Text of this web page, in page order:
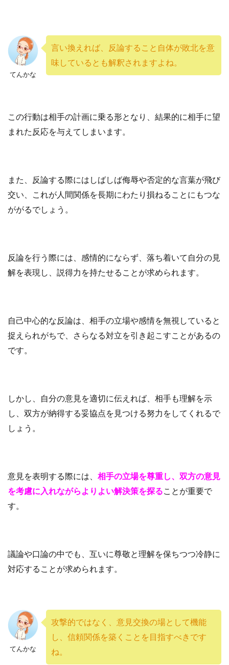
てんかな
言い換えれば、反論すること自体が敗北を意
味しているとも解釈されますよね。
この行動は相手の計画に乗る形となり、結果的に相手に望
まれた反応を与えてしまいます。
また、反論する際にはしばしば侮辱や否定的な言葉が飛び
交い、これが人間関係を長期にわたり損ねることにもつな
ががるでしょう。
反論を行う際には、感情的にならず、落ち着いて自分の見
解を表現し、説得力を持たせることが求められます。
自己中心的な反論は、相手の立場や感情を無視していると
捉えられがちで、さらなる対立を引き起こすことがあるの
です。
しかし、自分の意見を適切に伝えれば、相手も理解を示
し、双方が納得する妥協点を見つける努力をしてくれるで
しょう。
意見を表明する際には、 相手の立場を尊重し、双方の意見
を考慮に入れながらよりよい解決策を探ることが重要で
す。
議論や口論の中でも、互いに尊敬と理解を保ちつつ冷静に
対応することが求められます。
てんかな
攻撃的ではなく、意見交換の場として機能
し、信頼関係を築くことを目指すべきです
ね。